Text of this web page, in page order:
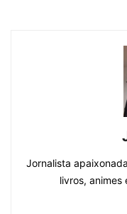
Jornalista
livros, animes